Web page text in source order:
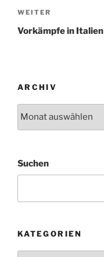
Nächster
Beitrag
WEITER
Vorkämpfe in Italien
ARCHIV
Suchen
KATEGORIEN